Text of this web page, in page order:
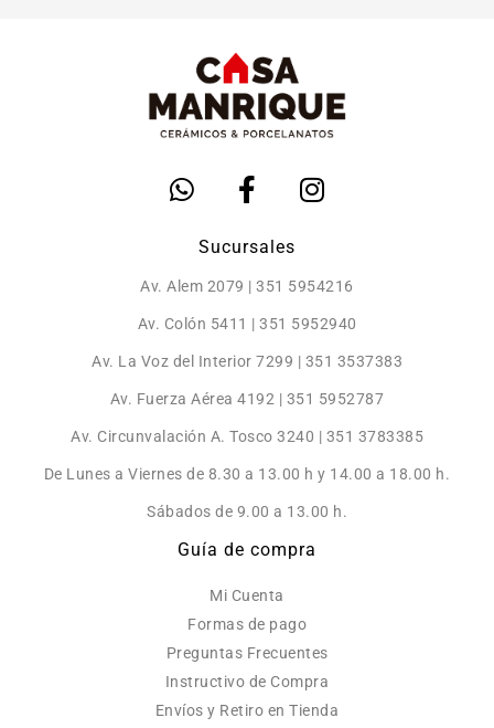
Sucursales
Av. Alem 2079 | 351 5954216
Av. Colón 5411 | 351 5952940
Av. La Voz del Interior 7299 | 351 3537383
Av. Fuerza Aérea 4192 | 351 5952787
Av. Circunvalación A. Tosco 3240 | 351 3783385
De Lunes a Viernes de 8.30 a 13.00 h y 14.00 a 18.00 h.
Sábados de 9.00 a 13.00 h.
Guía de compra
Mi Cuenta
Formas de pago
Preguntas Frecuentes
Instructivo de Compra
Envíos y Retiro en Tienda